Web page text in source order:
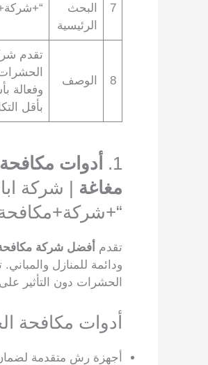
7
البحث
الرئيسية
8 الوصف
تقدم
وفعالة
بأقل
1.
أدوات
مغاغة | شركة
تقدم أفضل شركة
ودائمة للمنازل
الحشرات دون التأثير
أدوات مكافحة
أجهزة رش متقدمة